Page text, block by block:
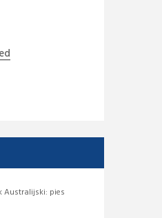
Australijski: pies